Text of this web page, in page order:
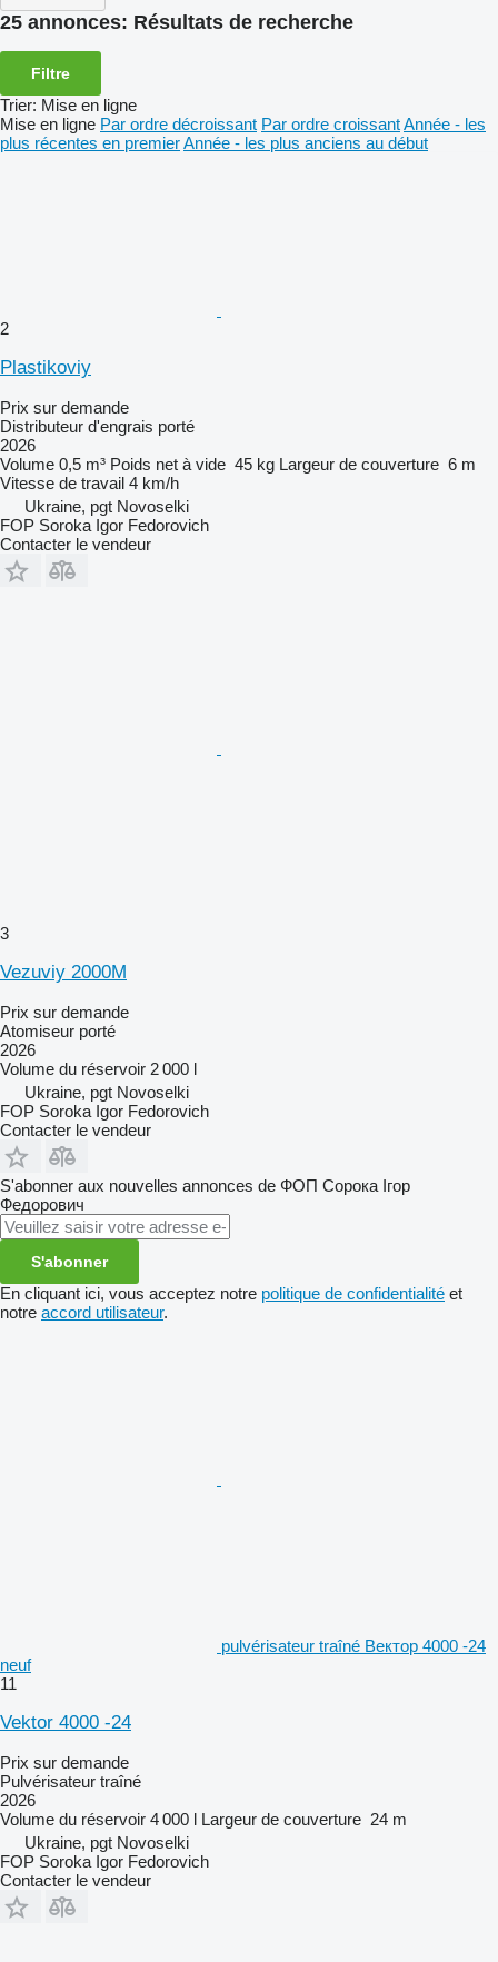
25 annonces: Résultats de recherche
Filtre
Trier: Mise en ligne
Mise en ligne Par ordre décroissant Par ordre croissantAnnée - les
plus récentes en premierAnnée - les plus anciens au début
2
Plastikoviy
Prix sur demande
Distributeur d'engrais porté
2026
Volume 0,5 m³ Poids net à vide 45 kg Largeur de couverture 6 m
Vitesse de travail 4 km/h
Ukraine, pgt Novoselki
FOP Soroka Igor Fedorovich
Contacter le vendeur
3
Vezuviy 2000M
Prix sur demande
Atomiseur porté
2026
Volume du réservoir 2 000 l
Ukraine, pgt Novoselki
FOP Soroka Igor Fedorovich
Contacter le vendeur
S'abonner aux nouvelles annonces de ФОП Сорока Ігор
Федорович
S'abonner
En cliquant ici, vous acceptez notre politique de confidentialité et
notre accord utilisateur.
pulvérisateur traîné Вектор 4000 -24
neuf
11
Vektor 4000 -24
Prix sur demande
Pulvérisateur traîné
2026
Volume du réservoir 4 000 l Largeur de couverture 24 m
Ukraine, pgt Novoselki
FOP Soroka Igor Fedorovich
Contacter le vendeur